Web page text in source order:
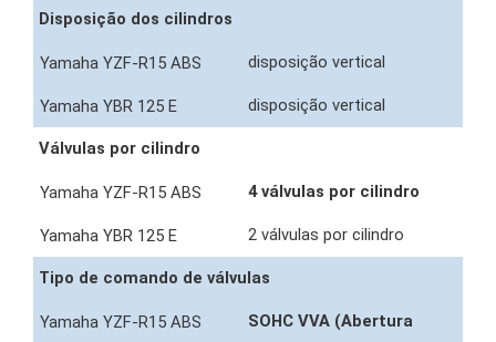
Disposição dos cilindros
disposição vertical
disposição vertical
Válvulas por cilindro
4 válvulas por cilindro
2 válvulas por cilindro
Tipo de comando de válvulas
SOHC VVA (Abertura